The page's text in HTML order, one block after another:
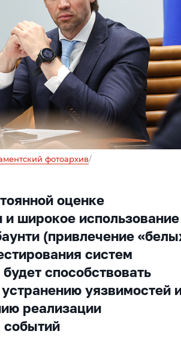
фотоархив/
оценке
широкое использование
(привлечение
систем
способствовать
уязвимостей
реализации